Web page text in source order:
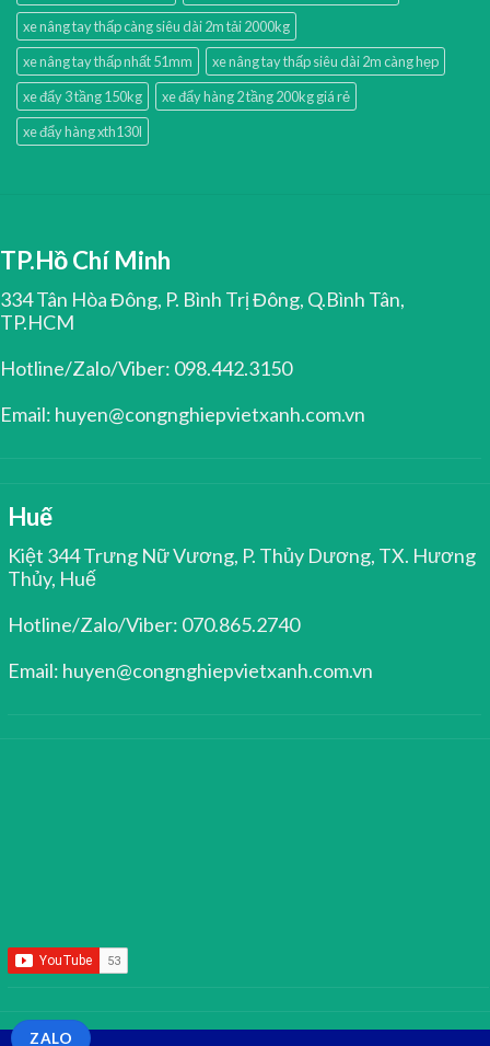
xe nâng tay thấp càng siêu dài 2m tải 2000kg
xe nâng tay thấp nhất 51mm
xe nâng tay thấp siêu dài 2m càng hẹp
xe đẩy 3 tầng 150kg
xe đẩy hàng 2 tầng 200kg giá rẻ
xe đẩy hàng xth130l
TP.Hồ Chí Minh
334 Tân Hòa Đông, P. Bình Trị Đông, Q.Bình Tân,
TP.HCM
Hotline/Zalo/Viber: 098.442.3150
Email: huyen@congnghiepvietxanh.com.vn
Huế
Kiệt 344 Trưng Nữ Vương, P. Thủy Dương, TX. Hương
Thủy, Huế
Hotline/Zalo/Viber: 070.865.2740
Email: huyen@congnghiepvietxanh.com.vn
ZALO